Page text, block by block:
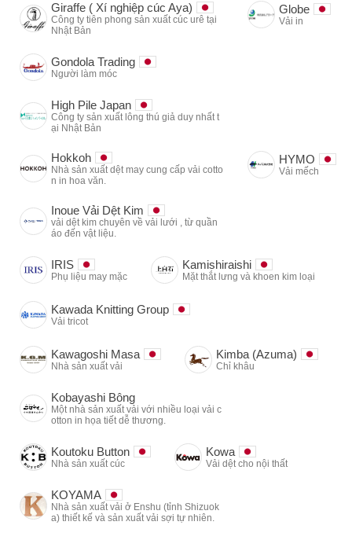
Giraffe ( Xí nghiệp cúc Aya)
Công ty tiên phong sản xuất cúc urê tại
Nhật Bản
Globe
Vải in
Gondola Trading
Người làm móc
High Pile Japan
Công ty sản xuất lông thú giả duy nhất t
ại Nhật Bản
Hokkoh
Nhà sản xuất dệt may cung cấp vải cotto
n in hoa văn.
HYMO
Vải mếch
Inoue Vải Dệt Kim
vải dệt kim chuyên về vải lưới , từ quần
áo đến vật liệu.
IRIS
Phụ liệu may mặc
Kamishiraishi
Mặt thắt lưng và khoen kim loại
Kawada Knitting Group
Vải tricot
Kawagoshi Masa
Nhà sản xuất vải
Kimba (Azuma)
Chỉ khâu
Kobayashi Bông
Một nhà sản xuất vải với nhiều loại vải c
otton in họa tiết dễ thương.
Koutoku Button
Nhà sản xuất cúc
Kowa
Vải dệt cho nội thất
KOYAMA
Nhà sản xuất vải ở Enshu (tỉnh Shizuok
a) thiết kế và sản xuất vải sợi tự nhiên.